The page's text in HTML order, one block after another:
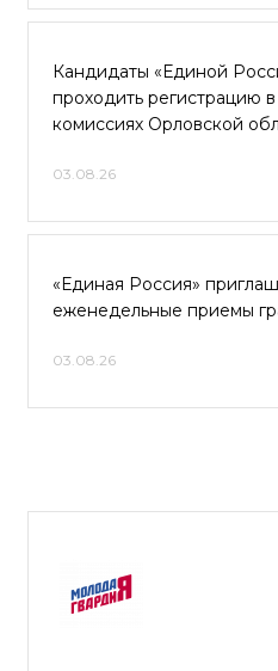
Кандидаты «Единой
проходить регистрацию
комиссиях Орловской
03.08.26
«Единая Россия»
еженедельные приемы
03.08.26